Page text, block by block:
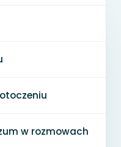
w rozmowach